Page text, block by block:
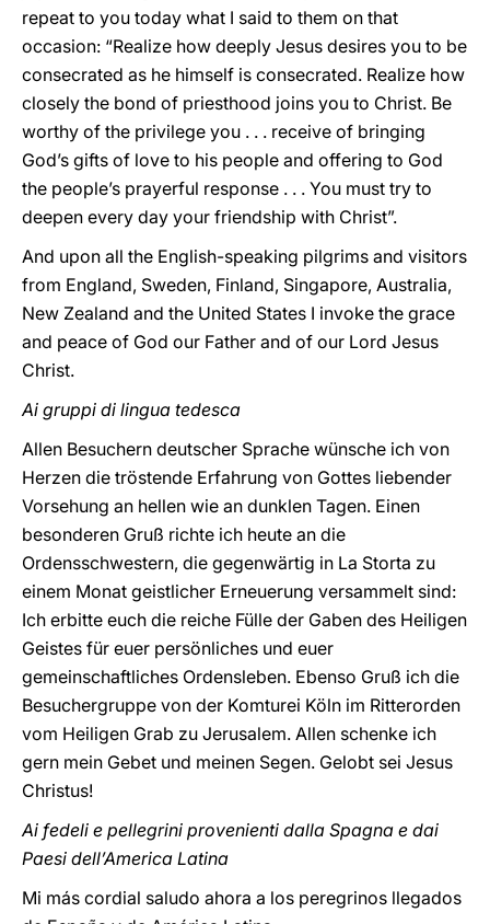
repeat to you today what I said to them on that
occasion: “Realize how deeply Jesus desires you to be
consecrated as he himself is consecrated. Realize how
closely the bond of priesthood joins you to Christ. Be
worthy of the privilege you . . . receive of bringing
God’s gifts of love to his people and offering to God
the people’s prayerful response . . . You must try to
deepen every day your friendship with Christ”.
And upon all the English-speaking pilgrims and visitors
from England, Sweden, Finland, Singapore, Australia,
New Zealand and the United States I invoke the grace
and peace of God our Father and of our Lord Jesus
Christ.
Ai gruppi di lingua tedesca
Allen Besuchern deutscher Sprache wünsche ich von
Herzen die tröstende Erfahrung von Gottes liebender
Vorsehung an hellen wie an dunklen Tagen. Einen
besonderen Gruß richte ich heute an die
Ordensschwestern, die gegenwärtig in La Storta zu
einem Monat geistlicher Erneuerung versammelt sind:
Ich erbitte euch die reiche Fülle der Gaben des Heiligen
Geistes für euer persönliches und euer
gemeinschaftliches Ordensleben. Ebenso Gruß ich die
Besuchergruppe von der Komturei Köln im Ritterorden
vom Heiligen Grab zu Jerusalem. Allen schenke ich
gern mein Gebet und meinen Segen. Gelobt sei Jesus
Christus!
Ai fedeli e pellegrini provenienti dalla Spagna e dai
Paesi dell’America Latina
Mi más cordial saludo ahora a los peregrinos llegados